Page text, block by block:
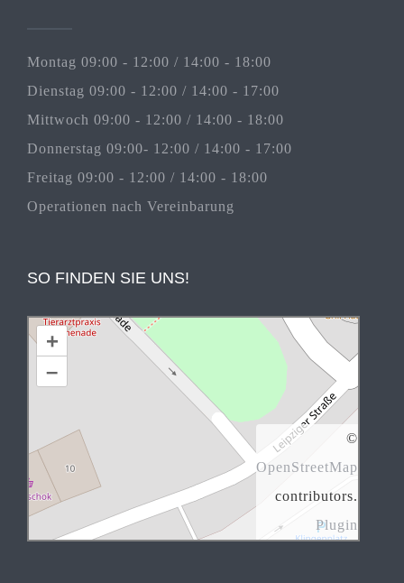
Montag 09:00 - 12:00 / 14:00 - 18:00
Dienstag 09:00 - 12:00 / 14:00 - 17:00
Mittwoch 09:00 - 12:00 / 14:00 - 18:00
Donnerstag 09:00- 12:00 / 14:00 - 17:00
Freitag 09:00 - 12:00 / 14:00 - 18:00
Operationen nach Vereinbarung
SO FINDEN SIE UNS!
+
–
©
OpenStreetMap
contributors.
Plugin